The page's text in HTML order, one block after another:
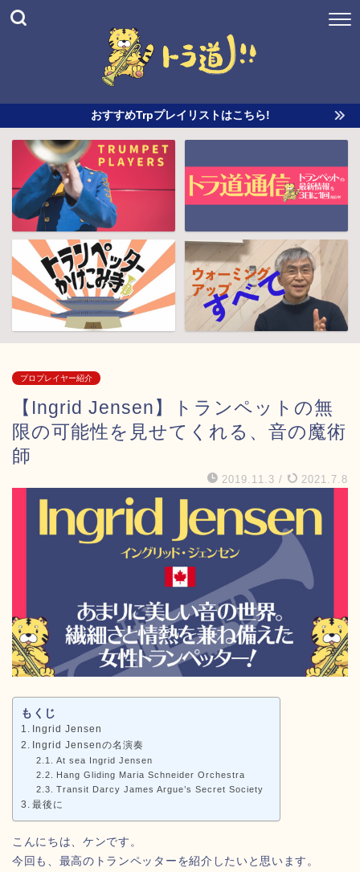
おすすめTrpプレイリストはこちら!
プロプレイヤー紹介
【Ingrid Jensen】トランペットの無
限の可能性を見せてくれる、音の魔術
師
2019.11.3 / 2021.7.8
もくじ
Ingrid Jensen
Ingrid Jensenの名演奏
At sea Ingrid Jensen
Hang Gliding Maria Schneider Orchestra
Transit Darcy James Argue’s Secret Society
最後に
こんにちは、ケンです。
今回も、最高のトランペッターを紹介したいと思います。